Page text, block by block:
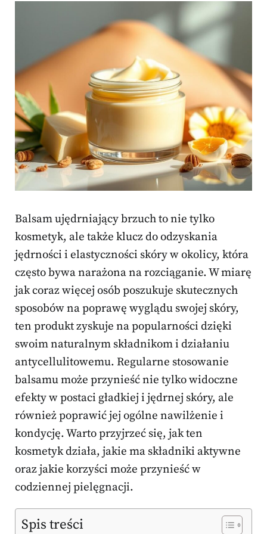
Balsam ujędrniający brzuch to nie tylko
kosmetyk, ale także klucz do odzyskania
jędrności i elastyczności skóry w okolicy, która
często bywa narażona na rozciąganie. W miarę
jak coraz więcej osób poszukuje skutecznych
sposobów na poprawę wyglądu swojej skóry,
ten produkt zyskuje na popularności dzięki
swoim naturalnym składnikom i działaniu
antycellulitowemu. Regularne stosowanie
balsamu może przynieść nie tylko widoczne
efekty w postaci gładkiej i jędrnej skóry, ale
również poprawić jej ogólne nawilżenie i
kondycję. Warto przyjrzeć się, jak ten
kosmetyk działa, jakie ma składniki aktywne
oraz jakie korzyści może przynieść w
codziennej pielęgnacji.
Spis treści